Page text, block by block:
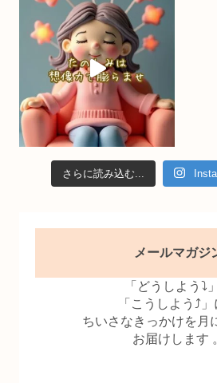
el
さらに読み込む...
メールマガジ
「どうしよう⤵
「こうしよう⤴」
ちいさなきっかけを月
お届けします